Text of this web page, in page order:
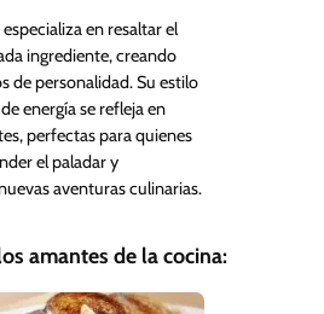
en resaltar el
ingrediente, creando
de personalidad. Su estilo
energía se refleja en
perfectas para quienes
el paladar y
aventuras culinarias.
amantes de la cocina: